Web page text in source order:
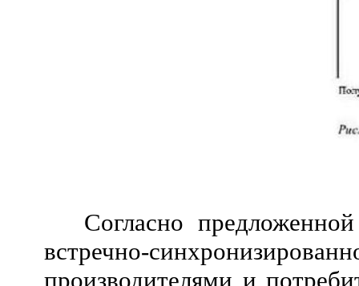
Согласно
встречно-
производителями и